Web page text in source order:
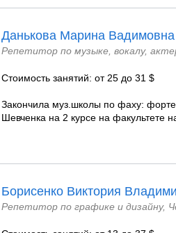
Данькова Марина Вадимовна
Репетитор по музыке, вокалу,
Стоимость занятий: от 25 до 31 $
Закончила муз.школы по фаху:
Шевченка на 2 курсе на факультете
Борисенко Виктория
Репетитор по графике и дизайну,